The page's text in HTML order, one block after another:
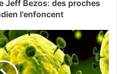
Jeff Bezos: des proches
l'enfoncent